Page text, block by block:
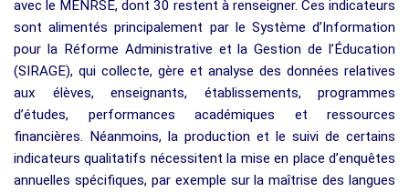
avec le MENRSE, dont 30 restent à renseigner. Ces indicateurs
sont alimentés principalement par le Système d’Information
pour la Réforme Administrative et la Gestion de l’Éducation
(SIRAGE), qui collecte, gère et analyse des données relatives
aux élèves, enseignants, établissements, programmes
d’études, performances académiques et ressources
financières. Néanmoins, la production et le suivi de certains
indicateurs qualitatifs nécessitent la mise en place d’enquêtes
annuelles spécifiques, par exemple sur la maîtrise des langues